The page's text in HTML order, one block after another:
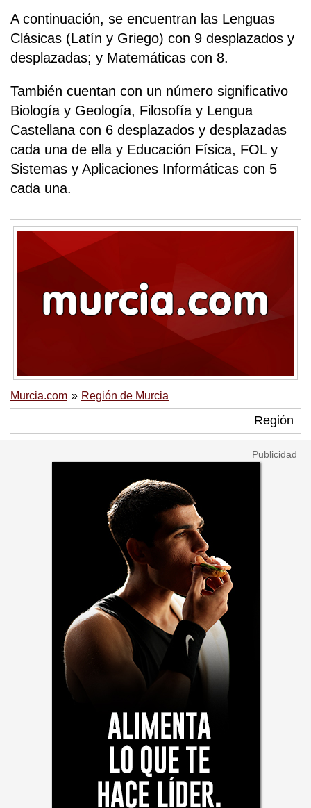
A continuación, se encuentran las Lenguas
Clásicas (Latín y Griego) con 9 desplazados y
desplazadas; y Matemáticas con 8.
También cuentan con un número significativo
Biología y Geología, Filosofía y Lengua
Castellana con 6 desplazados y desplazadas
cada una de ella y Educación Física, FOL y
Sistemas y Aplicaciones Informáticas con 5
cada una.
Murcia.com Región de Murcia
Región